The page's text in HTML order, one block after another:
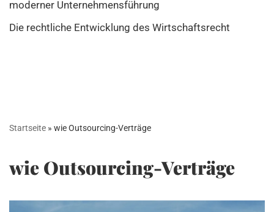
moderner Unternehmensführung
Die rechtliche Entwicklung des Wirtschaftsrecht
Startseite » wie Outsourcing-Verträge
wie Outsourcing-Verträge